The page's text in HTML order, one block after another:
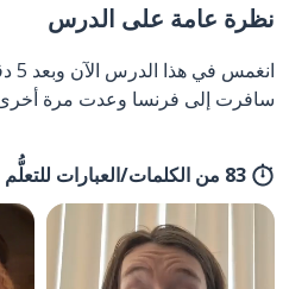
نظرة عامة على الدرس
سافرت إلى فرنسا وعدت مرة
83 من الكلمات/العبارات للتعلُّم